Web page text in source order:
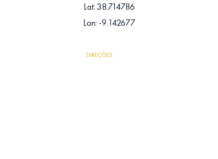
Lat: 38.714786
Lon: -9.142677
DIREÇÕES